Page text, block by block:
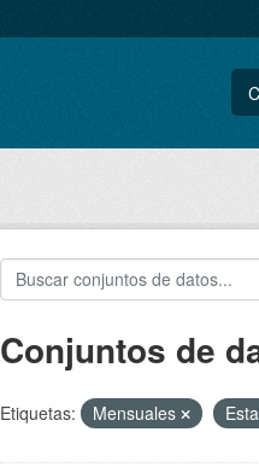
Conjuntos de
Etiquetas: Mensuales